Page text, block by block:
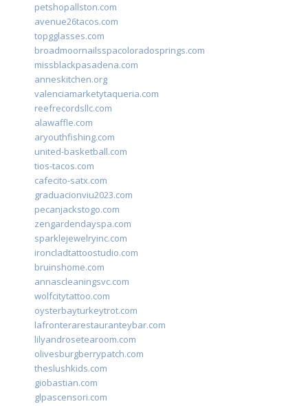
petshopallston.com
avenue26tacos.com
topgglasses.com
broadmoornailsspacoloradosprings.com
missblackpasadena.com
anneskitchen.org
valenciamarketytaqueria.com
reefrecordsllc.com
alawaffle.com
aryouthfishing.com
united-basketball.com
tios-tacos.com
cafecito-satx.com
graduacionviu2023.com
pecanjackstogo.com
zengardendayspa.com
sparklejewelryinc.com
ironcladtattoostudio.com
bruinshome.com
annascleaningsvc.com
wolfcitytattoo.com
oysterbayturkeytrot.com
lafronterarestauranteybar.com
lilyandrosetearoom.com
olivesburgberrypatch.com
theslushkids.com
giobastian.com
glpascensori.com